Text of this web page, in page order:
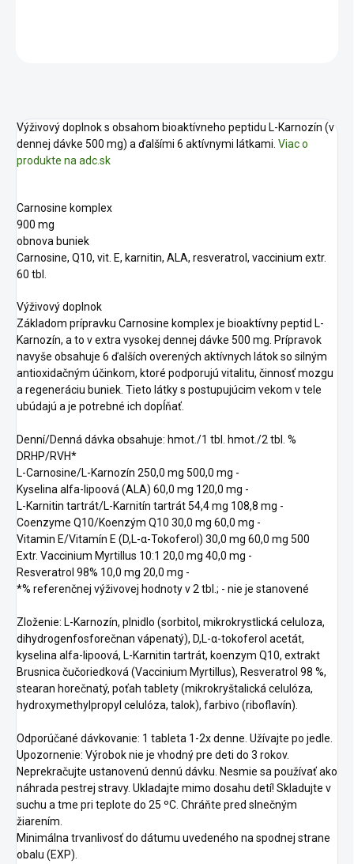
Výživový doplnok s obsahom bioaktívneho peptidu L-Karnozín (v
dennej dávke 500 mg) a ďalšími 6 aktívnymi látkami. Viac o
produkte na adc.sk
Carnosine komplex
900 mg
obnova buniek
Carnosine, Q10, vit. E, karnitin, ALA, resveratrol, vaccinium extr.
60 tbl.
Výživový doplnok
Základom prípravku Carnosine komplex je bioaktívny peptid L-
Karnozín, a to v extra vysokej dennej dávke 500 mg. Prípravok
navyše obsahuje 6 ďalších overených aktívnych látok so silným
antioxidačným účinkom, ktoré podporujú vitalitu, činnosť mozgu
a regeneráciu buniek. Tieto látky s postupujúcim vekom v tele
ubúdajú a je potrebné ich dopĺňať.
Denní/Denná dávka obsahuje: hmot./1 tbl. hmot./2 tbl. %
DRHP/RVH*
L-Carnosine/L-Karnozín 250,0 mg 500,0 mg -
Kyselina alfa-lipoová (ALA) 60,0 mg 120,0 mg -
L-Karnitin tartrát/L-Karnitín tartrát 54,4 mg 108,8 mg -
Coenzyme Q10/Koenzým Q10 30,0 mg 60,0 mg -
Vitamin E/Vitamín E (D,L-α-Tokoferol) 30,0 mg 60,0 mg 500
Extr. Vaccinium Myrtillus 10:1 20,0 mg 40,0 mg -
Resveratrol 98% 10,0 mg 20,0 mg -
*% referenčnej výživovej hodnoty v 2 tbl.; - nie je stanovené
Zloženie: L-Karnozín, plnidlo (sorbitol, mikrokrystlická celuloza,
dihydrogenfosforečnan vápenatý), D,L-α-tokoferol acetát,
kyselina alfa-lipoová, L-Karnitin tartrát, koenzym Q10, extrakt
Brusnica čučoriedková (Vaccinium Myrtillus), Resveratrol 98 %,
stearan horečnatý, poťah tablety (mikrokryštalická celulóza,
hydroxymethylpropyl celulóza, talok), farbivo (riboflavín).
Odporúčané dávkovanie: 1 tableta 1-2x denne. Užívajte po jedle.
Upozornenie: Výrobok nie je vhodný pre deti do 3 rokov.
Neprekračujte ustanovenú dennú dávku. Nesmie sa používať ako
náhrada pestrej stravy. Ukladajte mimo dosahu detí! Skladujte v
suchu a tme pri teplote do 25 ºC. Chráňte pred slnečným
žiarením.
Minimálna trvanlivosť do dátumu uvedeného na spodnej strane
obalu (EXP).